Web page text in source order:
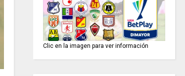
Clic en la imagen para ver información